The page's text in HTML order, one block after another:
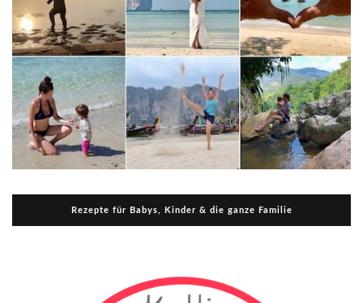
Rezepte für Babys, Kinder & die ganze Familie